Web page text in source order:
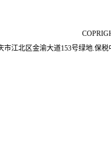
市江北区金渝大道153号绿地.保税